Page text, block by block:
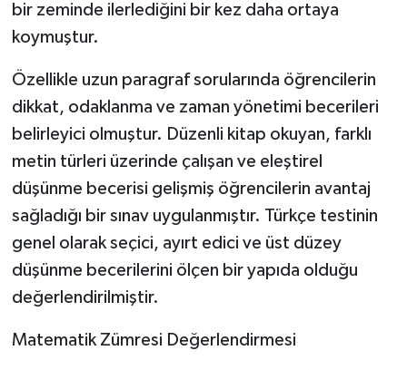
bir zeminde ilerlediğini bir kez daha ortaya
koymuştur.
Özellikle uzun paragraf sorularında öğrencilerin
dikkat, odaklanma ve zaman yönetimi becerileri
belirleyici olmuştur. Düzenli kitap okuyan, farklı
metin türleri üzerinde çalışan ve eleştirel
düşünme becerisi gelişmiş öğrencilerin avantaj
sağladığı bir sınav uygulanmıştır. Türkçe testinin
genel olarak seçici, ayırt edici ve üst düzey
düşünme becerilerini ölçen bir yapıda olduğu
değerlendirilmiştir.
Matematik Zümresi Değerlendirmesi